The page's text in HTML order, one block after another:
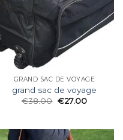
GRAND SAC DE VOYAGE
grand sac de voyage
€38.00 €27.00